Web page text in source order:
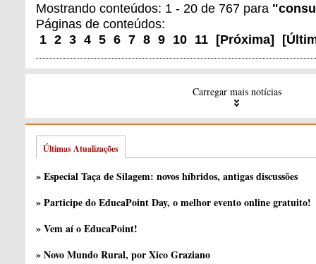
Mostrando conteúdos: 1 - 20 de 767 para
Páginas de conteúdos:
1 2 3 4 5 6 7 8 9 10 11 [Próxima] [
Carregar mais notícias
Últimas Atualizações
» Especial Taça de Silagem: novos híbridos, antigas discussões
» Participe do EducaPoint Day, o melhor evento online gratuito!
» Vem aí o EducaPoint!
» Novo Mundo Rural, por Xico Graziano